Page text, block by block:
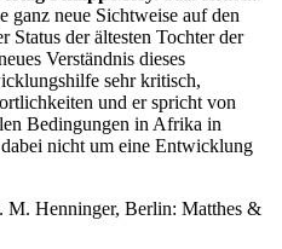
ganz neue Sichtweise auf den
der ältesten Tochter der
Verständnis dieses
sehr kritisch,
und er spricht von
Bedingungen in Afrika in
nicht um eine Entwicklung
M. Henninger, Berlin: Matthes &